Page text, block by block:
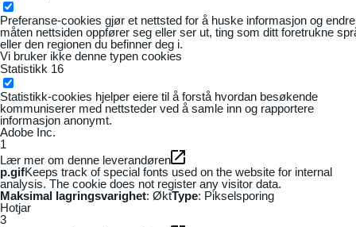
Preferanse-cookies gjør et nettsted for å huske informasjon og
måten nettsiden oppfører seg eller ser ut, ting som ditt foretrukne
eller den regionen du befinner deg i.
Vi bruker ikke denne typen cookies
Statistikk 16
Statistikk-cookies hjelper eiere til å forstå hvordan besøkende
kommuniserer med nettsteder ved å samle inn og rapportere
informasjon anonymt.
Adobe Inc.
1
Lær mer om denne leverandøren
p.gifKeeps track of special fonts used on the website for internal
analysis. The cookie does not register any visitor data.
Maksimal lagringsvarighet: ØktType: Pikselsporing
Hotjar
3